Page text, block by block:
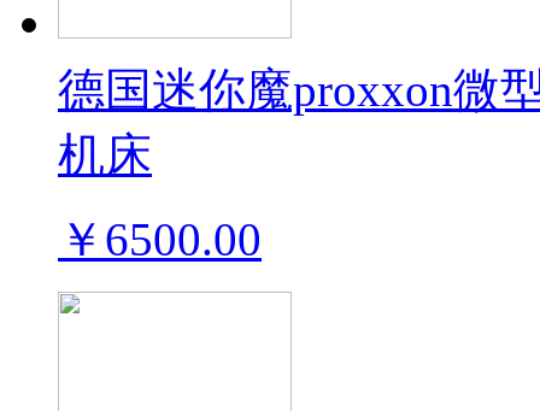
德国迷你魔proxxon微
机床
￥6500.00